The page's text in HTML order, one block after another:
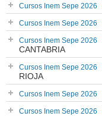
Cursos Inem Sepe 2026
Cursos Inem Sepe 2026
Cursos Inem Sepe 2026
CANTABRIA
Cursos Inem Sepe 2026
RIOJA
Cursos Inem Sepe 2026
Cursos Inem Sepe 2026